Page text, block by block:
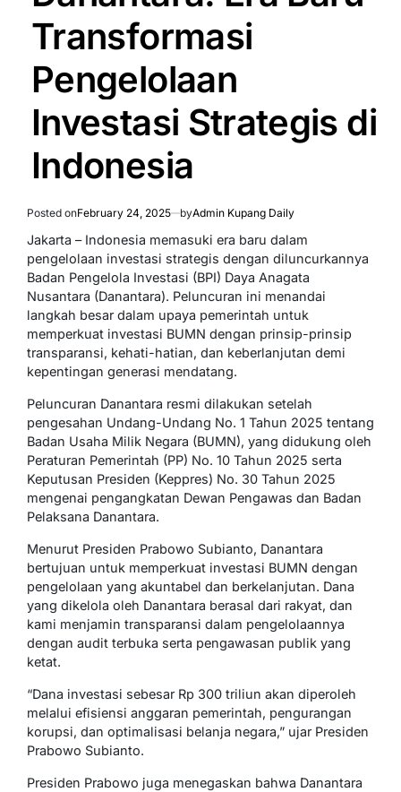
Transformasi
Pengelolaan
Investasi Strategis di
Indonesia
Posted onFebruary 24, 2025 byAdmin Kupang Daily
Jakarta – Indonesia memasuki era baru dalam
pengelolaan investasi strategis dengan diluncurkannya
Badan Pengelola Investasi (BPI) Daya Anagata
Nusantara (Danantara). Peluncuran ini menandai
langkah besar dalam upaya pemerintah untuk
memperkuat investasi BUMN dengan prinsip-prinsip
transparansi, kehati-hatian, dan keberlanjutan demi
kepentingan generasi mendatang.
Peluncuran Danantara resmi dilakukan setelah
pengesahan Undang-Undang No. 1 Tahun 2025 tentang
Badan Usaha Milik Negara (BUMN), yang didukung oleh
Peraturan Pemerintah (PP) No. 10 Tahun 2025 serta
Keputusan Presiden (Keppres) No. 30 Tahun 2025
mengenai pengangkatan Dewan Pengawas dan Badan
Pelaksana Danantara.
Menurut Presiden Prabowo Subianto, Danantara
bertujuan untuk memperkuat investasi BUMN dengan
pengelolaan yang akuntabel dan berkelanjutan. Dana
yang dikelola oleh Danantara berasal dari rakyat, dan
kami menjamin transparansi dalam pengelolaannya
dengan audit terbuka serta pengawasan publik yang
ketat.
“Dana investasi sebesar Rp 300 triliun akan diperoleh
melalui efisiensi anggaran pemerintah, pengurangan
korupsi, dan optimalisasi belanja negara,” ujar Presiden
Prabowo Subianto.
Presiden Prabowo juga menegaskan bahwa Danantara